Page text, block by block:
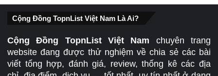
Cộng Đồng TopnList Việt Nam Là Ai?
Cộng Đồng TopnList Việt Nam chuyên trang
website đang được thử nghiệm về chia sẻ các bài
viết tổng hợp, đánh giá, review, thống kê các địa